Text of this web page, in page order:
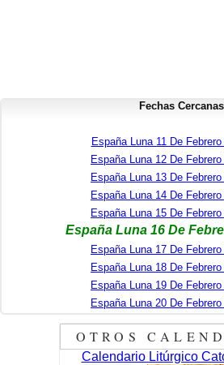
Fechas Cercanas
España Luna 11 De
España Luna 12 De
España Luna 13 De
España Luna 14 De
España Luna 15 De
España Luna 16 De
España Luna 17 De
España Luna 18 De
España Luna 19 De
España Luna 20 De
OTROS
Calendario Litúrgico